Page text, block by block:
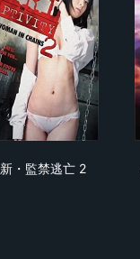
新・監禁逃亡 2